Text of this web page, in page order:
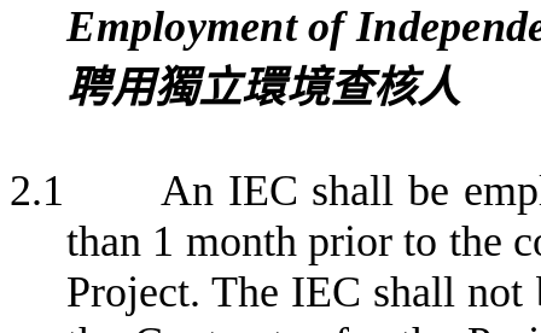
Employment of
聘用獨立環境查核人
2.1
An IEC shall be
than 1 month prior to the
Project. The IEC shall not